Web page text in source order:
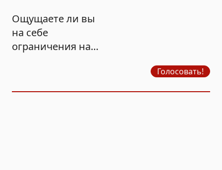
Ощущаете ли вы
на себе
ограничения на
Голосовать!